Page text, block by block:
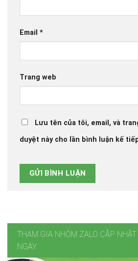
Email *
Trang web
Lưu tên của tôi, email, và
duyệt này cho lần bình luận kế
THAM GIA NHÓM ZALO CẬP
NGÀY